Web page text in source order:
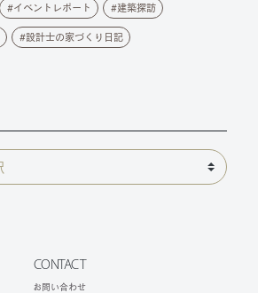
イベントレポート 建築探訪
設計士の家づくり日記
CONTACT
お問い合わせ